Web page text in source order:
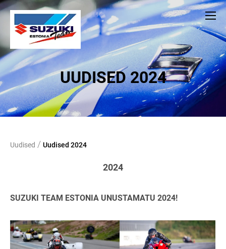
UUDISED 2024
Uudised / Uudised 2024
2024
SUZUKI TEAM ESTONIA UNUSTAMATU 2024!